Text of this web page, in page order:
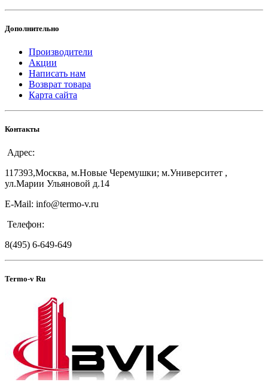
Дополнительно
Производители
Акции
Написать нам
Возврат товара
Карта сайта
Контакты
Адрес:
117393,Москва, м.Новые Черемушки; м.Университет ,
ул.Марии Ульяновой д.14
E-Mail: info@termo-v.ru
Телефон:
8(495) 6-649-649
Termo-v Ru